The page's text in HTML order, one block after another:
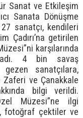
Sanat ve Etkileşim
Sanata Dönüşme
sanatçı, kendileri
Çadırı’na getirilen
karşılarında
4 bin savaş
sanatçılara,
ve Çanakkale
bilgi verildi.
Müzesi”ne ilgi
fotoğraf çektiler ve